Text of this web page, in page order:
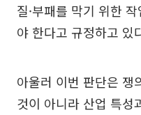
질·부패를 막기 위한
야 한다고 규정하고 있
아울러 이번 판단은 쟁
것이 아니라 산업 특성